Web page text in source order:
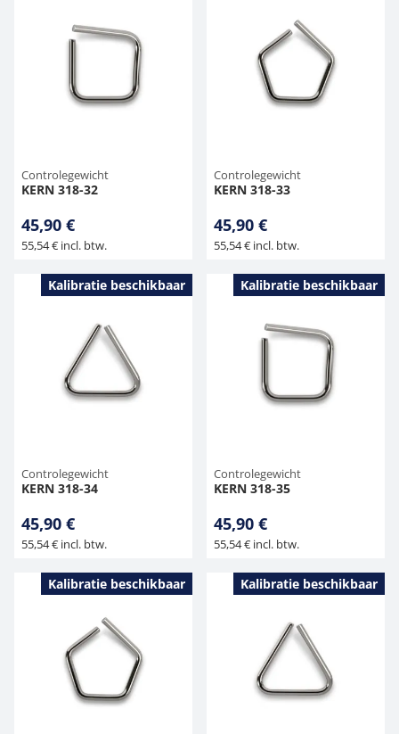
Controlegewicht
KERN 318-32
45,90 €
55,54 € incl. btw.
Controlegewicht
KERN 318-33
45,90 €
55,54 € incl. btw.
Kalibratie beschikbaar
Controlegewicht
KERN 318-34
45,90 €
55,54 € incl. btw.
Kalibratie beschikbaar
Controlegewicht
KERN 318-35
45,90 €
55,54 € incl. btw.
Kalibratie beschikbaar Kalibratie beschikbaar